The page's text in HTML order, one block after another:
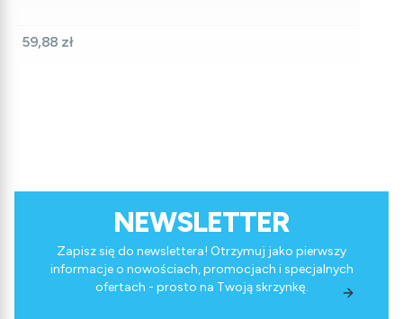
Cena
59,88 zł
NEWSLETTER
Zapisz się do newslettera! Otrzymuj jako pierwszy
informacje o nowościach, promocjach i specjalnych
ofertach - prosto na Twoją skrzynkę.